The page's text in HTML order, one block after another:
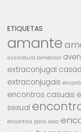
ETIQUETAS
amante
assinatura bimensal
extraconjugal
extraconjugais
encontros casuais
sexual
encontros para sexo